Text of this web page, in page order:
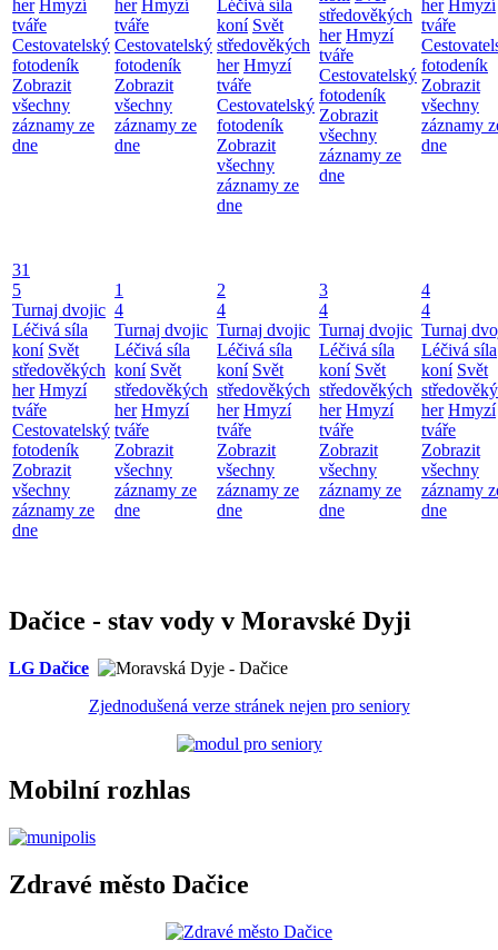
her Hmyzí
tváře
Cestovatelský
fotodeník
Zobrazit
všechny
záznamy ze
dne
her Hmyzí
tváře
Cestovatelský
fotodeník
Zobrazit
všechny
záznamy ze
dne
Léčivá síla
koní Svět
středověkých
her Hmyzí
tváře
Cestovatelský
fotodeník
Zobrazit
všechny
záznamy ze
dne
středověkých
her Hmyzí
tváře
Cestovatelský
fotodeník
Zobrazit
všechny
záznamy ze
dne
her Hmyzí
tváře
fotodeník
Zobrazit
všechny
záznamy
dne
31
5
Turnaj dvojic
Léčivá síla
koní Svět
středověkých
her Hmyzí
tváře
Cestovatelský
fotodeník
Zobrazit
všechny
záznamy ze
dne
1
4
Turnaj dvojic
Léčivá síla
koní Svět
středověkých
her Hmyzí
tváře
Zobrazit
všechny
záznamy ze
dne
2
4
Turnaj dvojic
Léčivá síla
koní Svět
středověkých
her Hmyzí
tváře
Zobrazit
všechny
záznamy ze
dne
3
4
Turnaj dvojic
Léčivá síla
koní Svět
středověkých
her Hmyzí
tváře
Zobrazit
všechny
záznamy ze
dne
4
4
Turnaj
Léčivá síla
koní Svět
her Hmyzí
tváře
Zobrazit
všechny
záznamy
dne
Dačice - stav vody v Moravské Dyji
LG Dačice
Zjednodušená verze stránek nejen pro seniory
Mobilní rozhlas
Zdravé město Dačice